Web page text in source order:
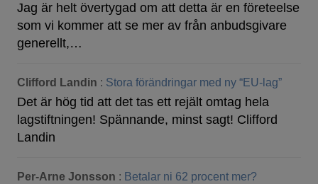
Jag är helt övertygad om att detta är en företeelse
som vi kommer att se mer av från anbudsgivare
generellt,…
Clifford Landin : Stora förändringar med ny “EU-lag”
Det är hög tid att det tas ett rejält omtag hela
lagstiftningen! Spännande, minst sagt! Clifford
Landin
Per-Arne Jonsson : Betalar ni 62 procent mer?